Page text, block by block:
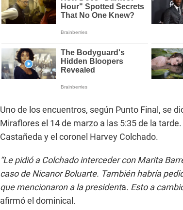
Uno de los encuentros, según Punto Final, se
Miraflores el 14 de marzo a las 5:35 de la
Castañeda y el coronel Harvey Colchado.
“Le pidió a Colchado interceder con Marita
caso de Nicanor Boluarte. También habría
que mencionaron a la presidenta. Esto a
afirmó el dominical.